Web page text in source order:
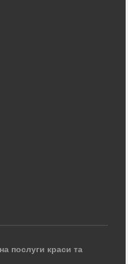
послуги краси та